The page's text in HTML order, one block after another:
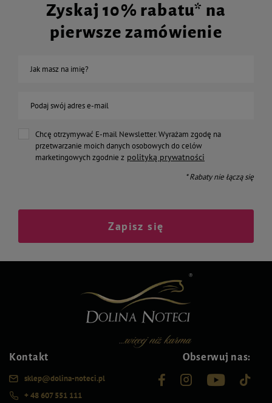
Zyskaj 10% rabatu* na
pierwsze zamówienie
Jak masz na imię?
Podaj swój adres e-mail
Chcę otrzymywać E-mail Newsletter. Wyrażam zgodę na
przetwarzanie moich danych osobowych do celów
marketingowych zgodnie z polityką prywatności
* Rabaty nie łączą się
Zapisz się
Kontakt
sklep@dolina-noteci.pl
+ 48 607 551 111
Obserwuj nas: